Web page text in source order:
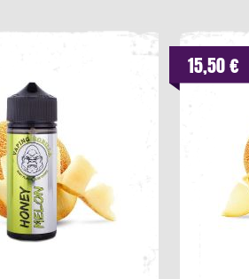
15,50 €